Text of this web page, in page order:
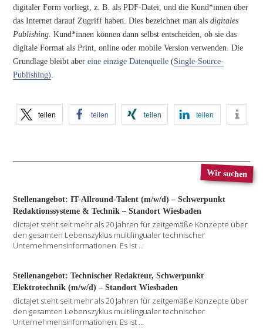
digitaler Form vorliegt, z. B. als PDF-Datei, und die Kund*innen über
das Internet darauf Zugriff haben. Dies bezeichnet man alsdigitales
Publishing . Kund*innen können dann selbst entscheiden, ob sie das
digitale Format als Print, online oder mobile Version verwenden. Die
Grundlage bleibt abereine einzige Datenquelle (Single-Source-
Publishing)
teilen teilen teilen teilen
Wir suchen
Stellenangebot: IT-Allround-Talent (m/w/d) – Schwerpunkt
Redaktionssysteme & Technik – Standort Wiesbaden
dictaJet steht seit mehr als 20 Jahren für zeitgemäße Konzepte über
den gesamten Lebenszyklus multilingualer technischer
Unternehmensinformationen. Es ist ...
Stellenangebot: Technischer Redakteur, Schwerpunkt
Elektrotechnik (m/w/d) – Standort Wiesbaden
dictaJet steht seit mehr als 20 Jahren für zeitgemäße Konzepte über
den gesamten Lebenszyklus multilingualer technischer
Unternehmensinformationen. Es ist ...